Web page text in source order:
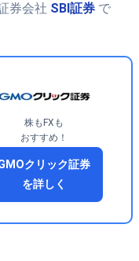
券会社 SBI証券 で
株もFXも
おすすめ！
クリック証券
を詳しく